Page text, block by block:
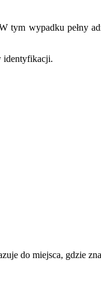
tym wypadku pełny
identyfikacji.
do miejsca, gdzie